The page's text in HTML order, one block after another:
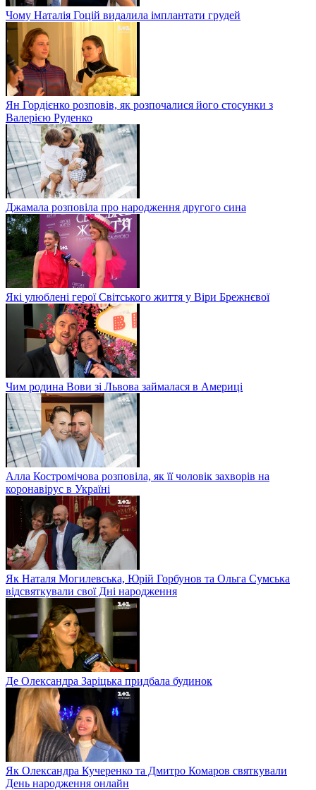
Чому Наталія Гоцій видалила імплантати грудей
Ян Гордієнко розповів, як розпочалися його стосунки з
Валерією Руденко
Джамала розповіла про народження другого сина
Які улюблені герої Світського життя у Віри Брежнєвої
Чим родина Вови зі Львова займалася в Америці
Алла Костромічова розповіла, як її чоловік захворів на
коронавірус в Україні
Як Наталя Могилевська, Юрій Горбунов та Ольга Сумська
відсвяткували свої Дні народження
Де Олександра Заріцька придбала будинок
Як Олександра Кучеренко та Дмитро Комаров святкували
День народження онлайн